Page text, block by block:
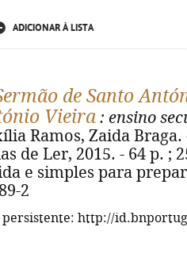
ADICIONAR À LISTA
de Santo
Vieira : ensino
Ramos, Zaida
de Ler, 2015. - 64 p. ;
e simples para
2
http://